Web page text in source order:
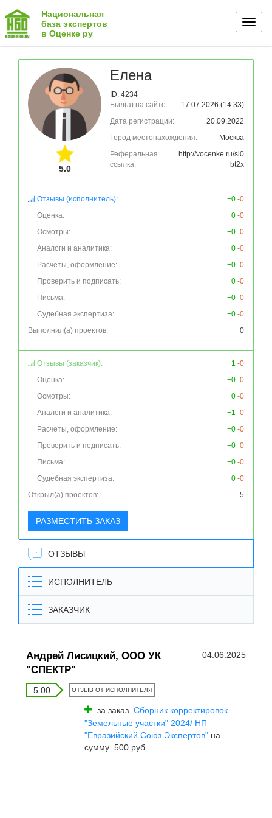
Национальная
база экспертов
в Оценке ру
5.0
Елена
ID: 4234
Был(а) на сайте:
17.07.2026 (14:33)
Дата регистрации:
20.09.2022
Город местонахождения:
Москва
Реферальная
ссылка:
http://vocenke.ru/sl0
bt2x
Отзывы (исполнитель): +0 -0
Оценка:
+0 -0
Осмотры:
+0 -0
Аналоги и аналитика:
+0 -0
Расчеты, оформление:
+0 -0
Проверить и подписать:
+0 -0
Письма:
+0 -0
Судебная экспертиза:
+0 -0
Выполнил(а) проектов:
0
Отзывы (заказчик): +1 -0
Оценка:
+0 -0
Осмотры:
+0 -0
Аналоги и аналитика:
+1 -0
Расчеты, оформление:
+0 -0
Проверить и подписать:
+0 -0
Письма:
+0 -0
Судебная экспертиза:
+0 -0
Открыл(а) проектов:
5
РАЗМЕСТИТЬ ЗАКАЗ
ОТЗЫВЫ
ИСПОЛНИТЕЛЬ
ЗАКАЗЧИК
Андрей Лисицкий, ООО УК
"СПЕКТР"
04.06.2025
5.00 ОТЗЫВ ОТ ИСПОЛНИТЕЛЯ
за заказ Сборник корректировок
"Земельные участки" 2024/ НП
"Евразийский Союз Экспертов" на
сумму 500 руб.